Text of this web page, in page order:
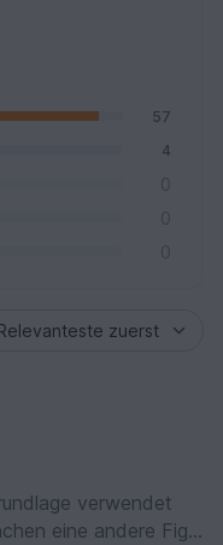
57
4
0
0
0
verwendet
eine andere Figur